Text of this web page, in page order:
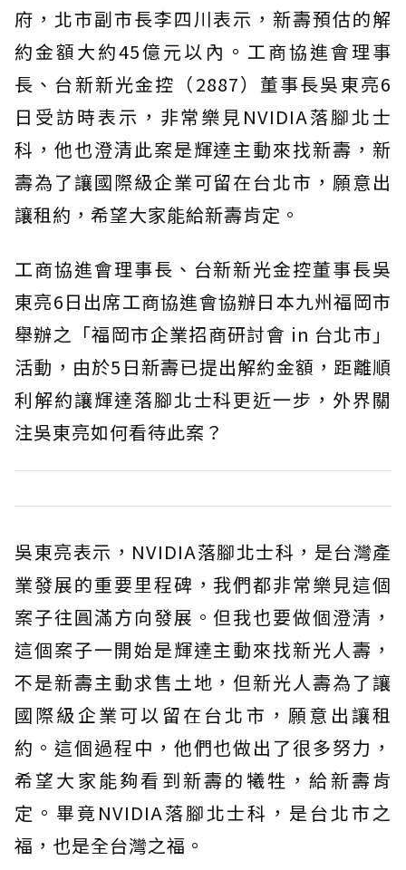
府，北市副市長李四川表示，新壽預估的解
約金額大約45億元以內。工商協進會理事
長、台新新光金控（2887）董事長吳東亮6
日受訪時表示，非常樂見NVIDIA落腳北士
科，他也澄清此案是輝達主動來找新壽，新
壽為了讓國際級企業可留在台北市，願意出
讓租約，希望大家能給新壽肯定。
工商協進會理事長、台新新光金控董事長吳
東亮6日出席工商協進會協辦日本九州福岡市
舉辦之「福岡市企業招商研討會 in 台北市」
活動，由於5日新壽已提出解約金額，距離順
利解約讓輝達落腳北士科更近一步，外界關
注吳東亮如何看待此案？
吳東亮表示，NVIDIA落腳北士科，是台灣產
業發展的重要里程碑，我們都非常樂見這個
案子往圓滿方向發展。但我也要做個澄清，
這個案子一開始是輝達主動來找新光人壽，
不是新壽主動求售土地，但新光人壽為了讓
國際級企業可以留在台北市，願意出讓租
約。這個過程中，他們也做出了很多努力，
希望大家能夠看到新壽的犧牲，給新壽肯
定。畢竟NVIDIA落腳北士科，是台北市之
福，也是全台灣之福。